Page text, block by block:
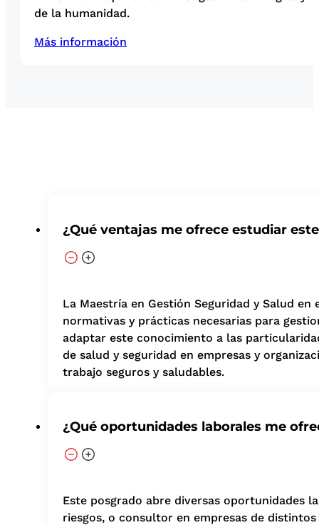
de la humanidad.
Más información
¿Qué ventajas me ofrece estudiar
La Maestría en Gestión Seguridad y Salud
normativas y prácticas necesarias para
adaptar este conocimiento a las
de salud y seguridad en empresas y
trabajo seguros y saludables.
¿Qué oportunidades laborales me
Este posgrado abre diversas oportunidades
riesgos, o consultor en empresas de